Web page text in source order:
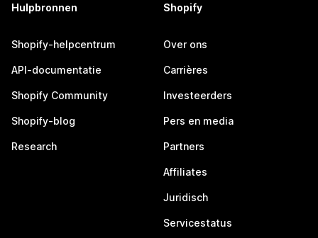
Hulpbronnen
Shopify-helpcentrum
API-documentatie
Shopify Community
Shopify-blog
Research
Shopify
Over ons
Carrières
Investeerders
Pers en media
Partners
Affiliates
Juridisch
Servicestatus